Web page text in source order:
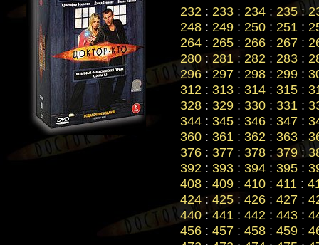
232 : 233: 234: 235:
248: 249: 250: 251 :
264: 265: 266: 267:
280: 281 : 282 : 283:
296 : 297 : 298 : 299 :
312 : 313: 314: 315:
328: 329: 330: 331 :
344: 345: 346: 347:
360: 361 : 362 : 363:
376: 377: 378: 379:
392 : 393: 394: 395:
408 : 409 : 410 : 411 :
424: 425: 426: 427:
440: 441 : 442 : 443:
456: 457: 458: 459: